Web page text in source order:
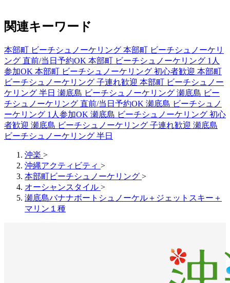
関連キーワード
本部町 ビーチシュノーケリング 本部町 ビーチシュノーケリ
ング 直前/当日予約OK 本部町 ビーチシュノーケリング 1人
参加OK 本部町 ビーチシュノーケリング 初心者歓迎 本部町
ビーチシュノーケリング 子連れ歓迎 本部町 ビーチシュノー
ケリング 半日 瀬底島 ビーチシュノーケリング 瀬底島 ビー
チシュノーケリング 直前/当日予約OK 瀬底島 ビーチシュノ
ーケリング 1人参加OK 瀬底島 ビーチシュノーケリング 初心
者歓迎 瀬底島 ビーチシュノーケリング 子連れ歓迎 瀬底島
ビーチシュノーケリング 半日
沖楽 >
沖縄アクティビティ >
本部町ビーチシュノーケリング >
オーシャンスタイル >
瀬底島バナナボートシュノーケル＋ジェットスキー＋
マリン１種